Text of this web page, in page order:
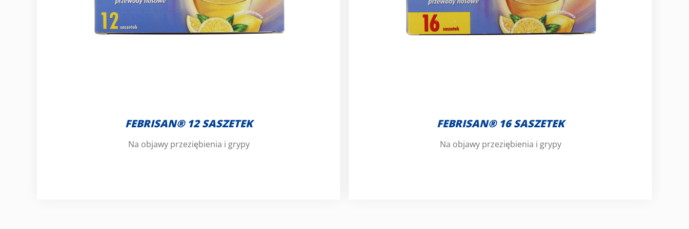
FEBRISAN® 12 SASZETEK
Na objawy przeziębienia i grypy
FEBRISAN® 16 SASZETEK
Na objawy przeziębienia i grypy